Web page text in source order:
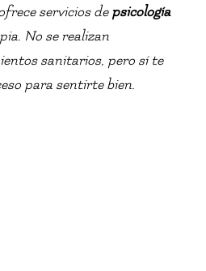
servicios de psicología
No se realizan
sanitarios, pero sí te
para sentirte bien.